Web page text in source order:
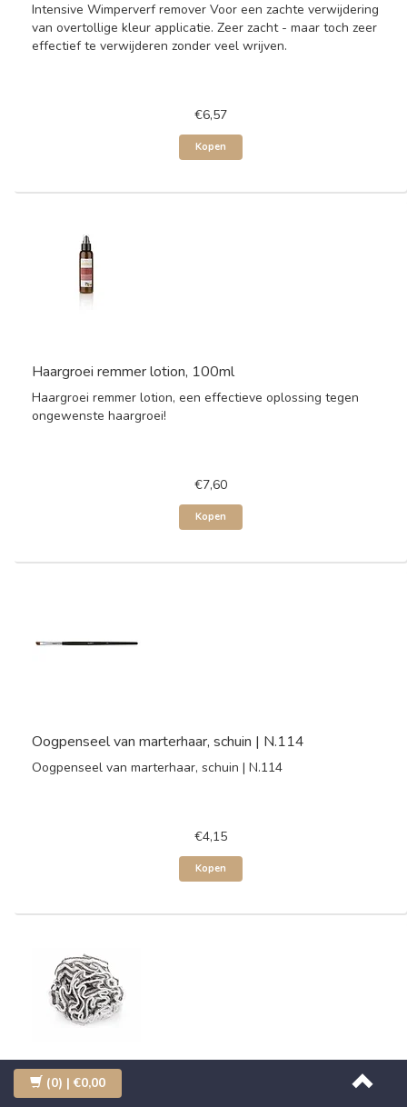
Intensive Wimperverf remover Voor een zachte verwijdering
van overtollige kleur applicatie. Zeer zacht - maar toch zeer
effectief te verwijderen zonder veel wrijven.
€6,57
Kopen
Haargroei remmer lotion, 100ml
Haargroei remmer lotion, een effectieve oplossing tegen
ongewenste haargroei!
€7,60
Kopen
Oogpenseel van marterhaar, schuin | N.114
Oogpenseel van marterhaar, schuin | N.114
€4,15
Kopen
Scrubspons, rond 10cm
(0) | €0,00